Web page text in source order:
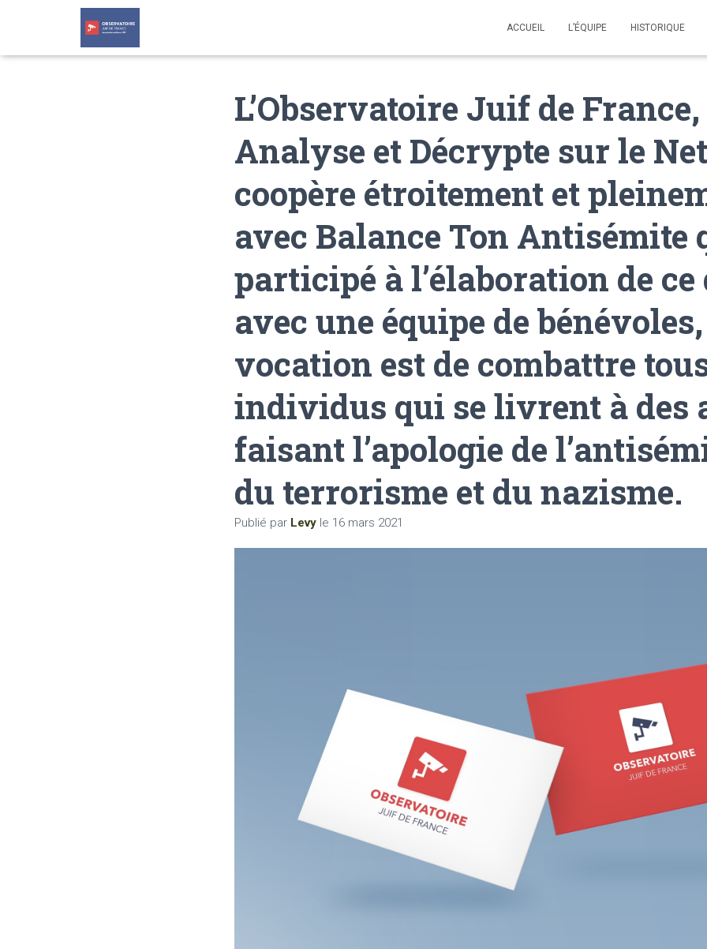
ACCUEIL L’ÉQUIPE HISTORIQUE
L’Observatoire Juif de
Analyse et Décrypte sur le
coopère étroitement et
avec Balance Ton Antisémite
participé à l’élaboration de ce
avec une équipe de
vocation est de combattre
individus qui se livrent à des
faisant l’apologie de
du terrorisme et du nazisme.
Publié par Levy le 16 mars 2021